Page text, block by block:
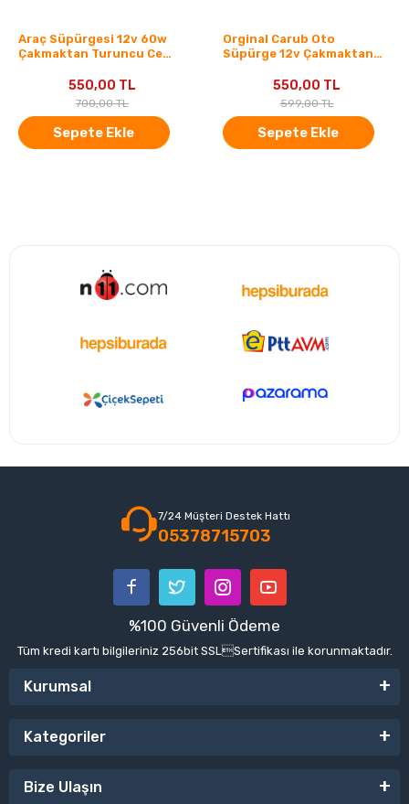
Araç Süpürgesi 12v 60w
Çakmaktan Turuncu Ce
550,00 TL
700,00 TL
Sepete Ekle
Orginal Carub Oto
Süpürge 12v Çakmaktan
550,00 TL
599,00 TL
Sepete Ekle
7/24 Müşteri Destek Hattı
05378715703
%100 Güvenli Ödeme
Tüm kredi kartı bilgileriniz 256bit SSLSertifikası ile korunmaktadır.
Kurumsal
Kategoriler
Bize Ulaşın